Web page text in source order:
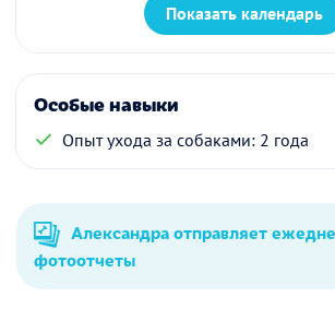
Показать календарь
Особые навыки
Опыт ухода за собаками: 2 года
Александра отправляет
фотоотчеты